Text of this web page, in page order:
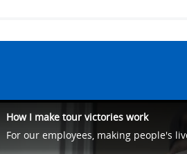
How I make tour victories work